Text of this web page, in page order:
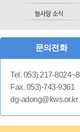
문의전화
Tel. 053) 217-8024~8
Fax. 053)-743-9361
dg-adong@kws.or.kr